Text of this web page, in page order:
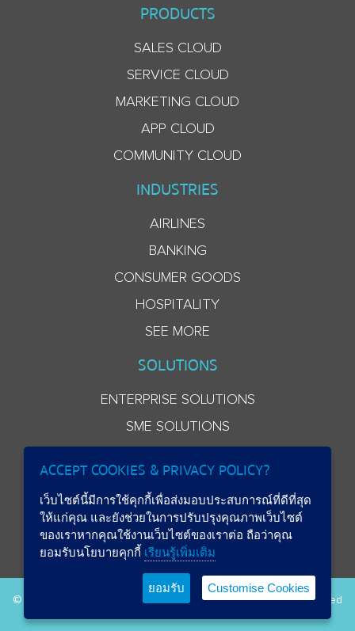
PRODUCTS
SALES CLOUD
SERVICE CLOUD
MARKETING CLOUD
APP CLOUD
COMMUNITY CLOUD
INDUSTRIES
AIRLINES
BANKING
CONSUMER GOODS
HOSPITALITY
SEE MORE
SOLUTIONS
ENTERPRISE SOLUTIONS
SME SOLUTIONS
© 2026 Beryl 8 Plus Public Company Limited. All Rights Reserved
ACCEPT COOKIES & PRIVACY POLICY?
เว็บไซต์นี้มีการใช้คุกกี้เพื่อส่งมอบประสบการณ์ที่ดีที่สุด
ให้แก่คุณ และยังช่วยในการปรับปรุงคุณภาพเว็บไซต์
ของเราหากคุณใช้งานเว็บไซต์ของเราต่อ ถือว่าคุณ
ยอมรับนโยบายคุกกี้ เรียนรู้เพิ่มเติม
ยอมรับ Customise Cookies